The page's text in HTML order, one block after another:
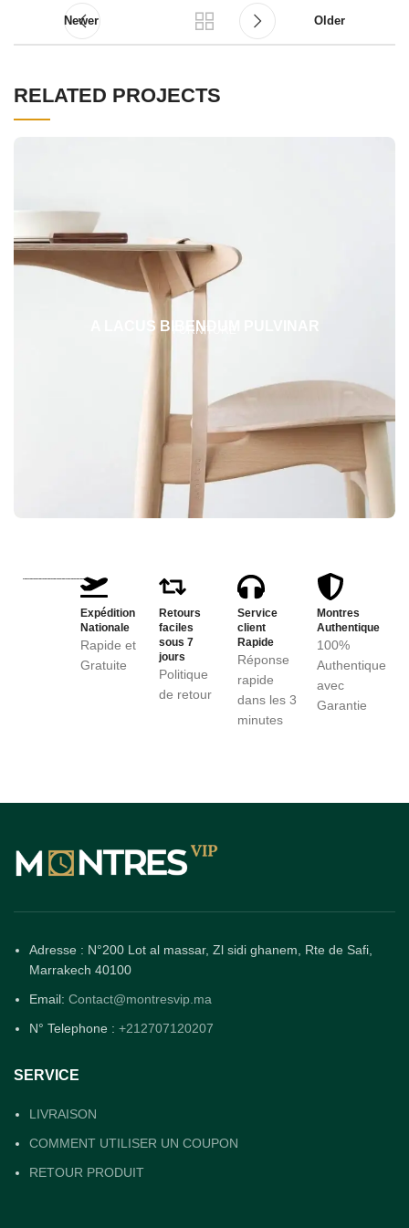
Newer Older
RELATED PROJECTS
FURNITURE
A LACUS BIBENDUM PULVINAR
Expédition
Nationale
Rapide et
Gratuite
Retours
faciles
sous 7
jours
Politique
de retour
Service
client
Rapide
Réponse
rapide
dans les 3
minutes
Montres
Authentique
100%
Authentique
avec
Garantie
Adresse : N°200 Lot al massar, Zl sidi ghanem, Rte de Safi,
Marrakech 40100
Email: Contact@montresvip.ma
N° Telephone : +212707120207
SERVICE
LIVRAISON
COMMENT UTILISER UN COUPON
RETOUR PRODUIT